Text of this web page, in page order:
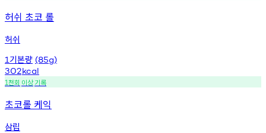
허쉬 초코 롤
허쉬
1 기본량 (85g)
302kcal
1천회 이상기록
초코롤 케익
삼립